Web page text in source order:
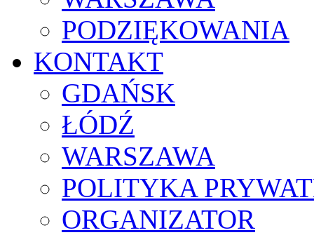
PODZIĘKOWANIA
KONTAKT
GDAŃSK
ŁÓDŹ
WARSZAWA
POLITYKA
ORGANIZATOR